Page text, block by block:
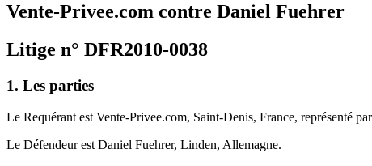
Vente-Privee.com contre Daniel Fuehrer
Litige n° DFR2010-0038
1. Les parties
Le Requérant est Vente-Privee.com, Saint-Denis, France, représenté
Le Défendeur est Daniel Fuehrer, Linden, Allemagne.